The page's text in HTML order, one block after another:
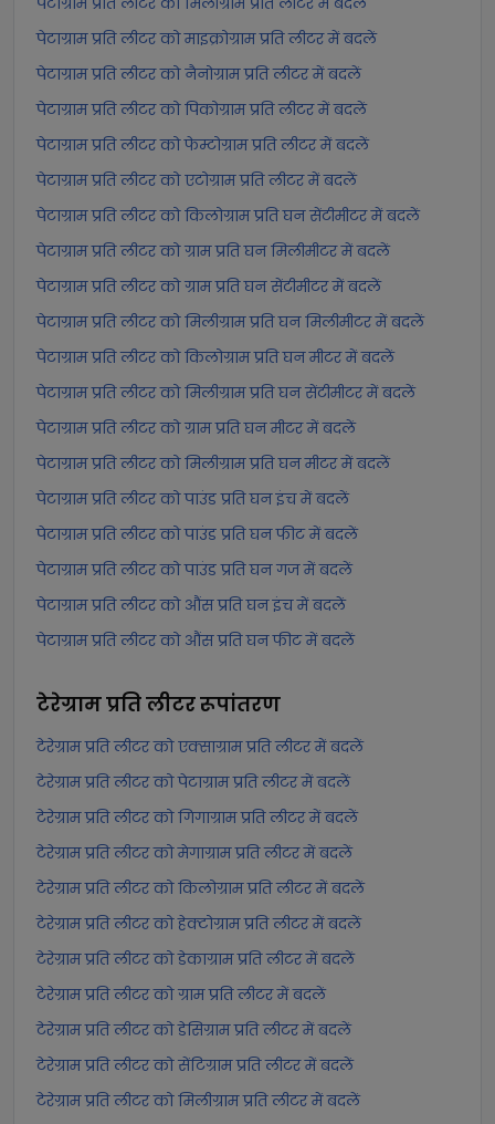
पेटाग्राम प्रति लीटर को माइक्रोग्राम प्रति लीटर में बदलें
पेटाग्राम प्रति लीटर को नैनोग्राम प्रति लीटर में बदलें
पेटाग्राम प्रति लीटर को पिकोग्राम प्रति लीटर में बदलें
पेटाग्राम प्रति लीटर को फेम्टोग्राम प्रति लीटर में बदलें
पेटाग्राम प्रति लीटर को एटोग्राम प्रति लीटर में बदलें
पेटाग्राम प्रति लीटर को किलोग्राम प्रति घन सेंटीमीटर में बदलें
पेटाग्राम प्रति लीटर को ग्राम प्रति घन मिलीमीटर में बदलें
पेटाग्राम प्रति लीटर को ग्राम प्रति घन सेंटीमीटर में बदलें
पेटाग्राम प्रति लीटर को मिलीग्राम प्रति घन मिलीमीटर में बदलें
पेटाग्राम प्रति लीटर को किलोग्राम प्रति घन मीटर में बदलें
पेटाग्राम प्रति लीटर को मिलीग्राम प्रति घन सेंटीमीटर में बदलें
पेटाग्राम प्रति लीटर को ग्राम प्रति घन मीटर में बदलें
पेटाग्राम प्रति लीटर को मिलीग्राम प्रति घन मीटर में बदलें
पेटाग्राम प्रति लीटर को पाउंड प्रति घन इंच में बदलें
पेटाग्राम प्रति लीटर को पाउंड प्रति घन फीट में बदलें
पेटाग्राम प्रति लीटर को पाउंड प्रति घन गज में बदलें
पेटाग्राम प्रति लीटर को औंस प्रति घन इंच में बदलें
पेटाग्राम प्रति लीटर को औंस प्रति घन फीट में बदलें
टेरेग्राम प्रति लीटररूपांतरण
टेरेग्राम प्रति लीटर को एक्साग्राम प्रति लीटर में बदलें
टेरेग्राम प्रति लीटर को पेटाग्राम प्रति लीटर में बदलें
टेरेग्राम प्रति लीटर को गिगाग्राम प्रति लीटर में बदलें
टेरेग्राम प्रति लीटर को मेगाग्राम प्रति लीटर में बदलें
टेरेग्राम प्रति लीटर को किलोग्राम प्रति लीटर में बदलें
टेरेग्राम प्रति लीटर को हेक्टोग्राम प्रति लीटर में बदलें
टेरेग्राम प्रति लीटर को डेकाग्राम प्रति लीटर में बदलें
टेरेग्राम प्रति लीटर को ग्राम प्रति लीटर में बदलें
टेरेग्राम प्रति लीटर को डेसिग्राम प्रति लीटर में बदलें
टेरेग्राम प्रति लीटर को सेंटिग्राम प्रति लीटर में बदलें
टेरेग्राम प्रति लीटर को मिलीग्राम प्रति लीटर में बदलें